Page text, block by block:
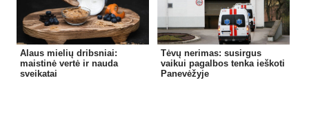
Alaus mielių dribsniai:
maistinė vertė ir nauda
sveikatai
Tėvų nerimas: susirgus
vaikui pagalbos tenka ieškoti
Panevėžyje